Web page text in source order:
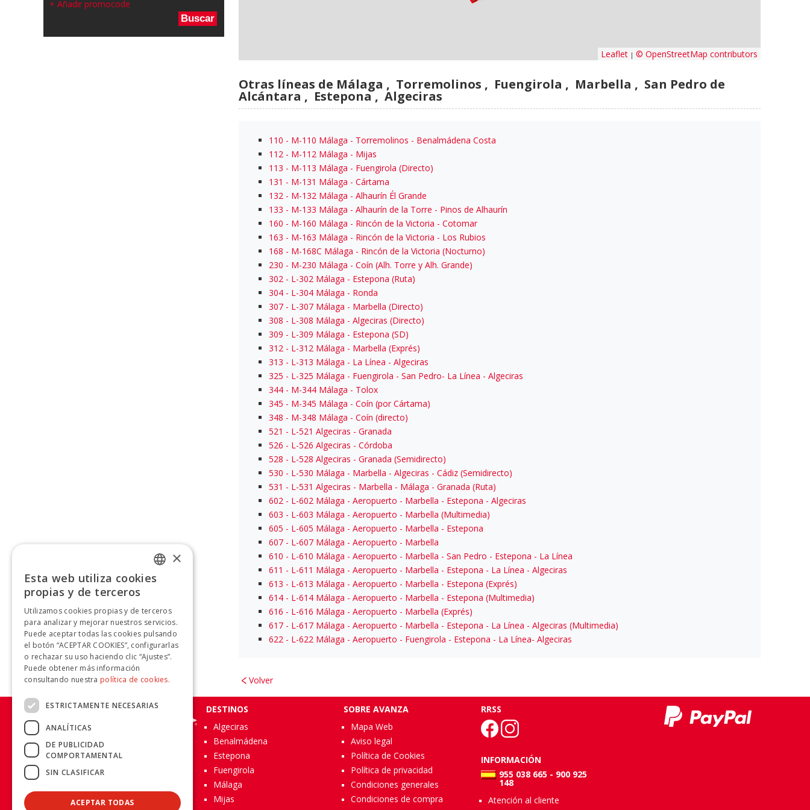
+ Añadir promocode
Buscar
Leaflet | © OpenStreetMap contributors
Otras líneas de Málaga , Torremolinos , Fuengirola , Marbella , San Pedro de
Alcántara , Estepona , Algeciras
110 - M-110 Málaga - Torremolinos - Benalmádena Costa
112 - M-112 Málaga - Mijas
113 - M-113 Málaga - Fuengirola (Directo)
131 - M-131 Málaga - Cártama
132 - M-132 Málaga - Alhaurín Él Grande
133 - M-133 Málaga - Alhaurín de la Torre - Pinos de Alhaurín
160 - M-160 Málaga - Rincón de la Victoria - Cotomar
163 - M-163 Málaga - Rincón de la Victoria - Los Rubios
168 - M-168C Málaga - Rincón de la Victoria (Nocturno)
230 - M-230 Málaga - Coín (Alh. Torre y Alh. Grande)
302 - L-302 Málaga - Estepona (Ruta)
304 - L-304 Málaga - Ronda
307 - L-307 Málaga - Marbella (Directo)
308 - L-308 Málaga - Algeciras (Directo)
309 - L-309 Málaga - Estepona (SD)
312 - L-312 Málaga - Marbella (Exprés)
313 - L-313 Málaga - La Línea - Algeciras
325 - L-325 Málaga - Fuengirola - San Pedro- La Línea - Algeciras
344 - M-344 Málaga - Tolox
345 - M-345 Málaga - Coín (por Cártama)
348 - M-348 Málaga - Coín (directo)
521 - L-521 Algeciras - Granada
526 - L-526 Algeciras - Córdoba
528 - L-528 Algeciras - Granada (Semidirecto)
530 - L-530 Málaga - Marbella - Algeciras - Cádiz (Semidirecto)
531 - L-531 Algeciras - Marbella - Málaga - Granada (Ruta)
602 - L-602 Málaga - Aeropuerto - Marbella - Estepona - Algeciras
603 - L-603 Málaga - Aeropuerto - Marbella (Multimedia)
605 - L-605 Málaga - Aeropuerto - Marbella - Estepona
607 - L-607 Málaga - Aeropuerto - Marbella
610 - L-610 Málaga - Aeropuerto - Marbella - San Pedro - Estepona - La Línea
611 - L-611 Málaga - Aeropuerto - Marbella - Estepona - La Línea - Algeciras
613 - L-613 Málaga - Aeropuerto - Marbella - Estepona (Exprés)
614 - L-614 Málaga - Aeropuerto - Marbella - Estepona (Multimedia)
616 - L-616 Málaga - Aeropuerto - Marbella (Exprés)
617 - L-617 Málaga - Aeropuerto - Marbella - Estepona - La Línea - Algeciras (Multimedia)
622 - L-622 Málaga - Aeropuerto - Fuengirola - Estepona - La Línea- Algeciras
Volver
Acerca de Avanza Grupo
DESTINOS
Algeciras
Benalmádena
Estepona
Fuengirola
Málaga
Mijas
SOBRE AVANZA
Mapa Web
Aviso legal
Política de Cookies
Política de privacidad
Condiciones generales
Condiciones de compra
RRSS
INFORMACIÓN
955 038 665 - 900 925
148
Atención al cliente
×
Esta web utiliza cookies
propias y de terceros
Utilizamos cookies propias y de terceros
para analizar y mejorar nuestros servicios.
Puede aceptar todas las cookies pulsando
el botón “ACEPTAR COOKIES”, configurarlas
o rechazar su uso haciendo clic “Ajustes”.
Puede obtener más información
consultando nuestra política de cookies.
ESTRICTAMENTE NECESARIAS
ANALÍTICAS
DE PUBLICIDAD
COMPORTAMENTAL
SIN CLASIFICAR
ACEPTAR TODAS